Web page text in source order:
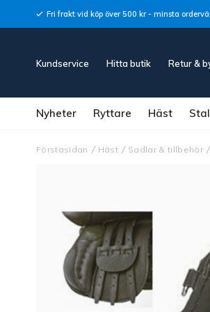
Fri frakt vid köp över 500 kr - minsta
Kundservice Hitta butik Retur &
Nyheter Ryttare Häst
Förstasidan Häst Sadlar & tillbehör